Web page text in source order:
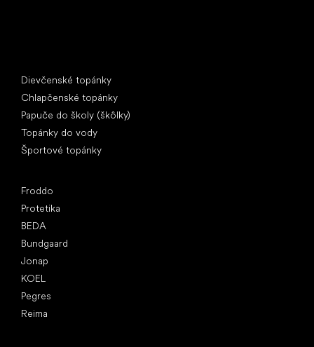
Dievčenské topánky
Chlapčenské topánky
Papuče do školy (škôlky)
Topánky do vody
Športové topánky
Froddo
Protetika
BEDA
Bundgaard
Jonap
KOEL
Pegres
Reima